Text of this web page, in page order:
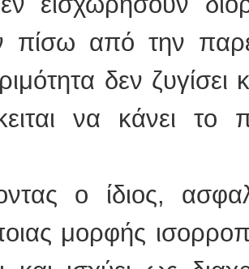
πίσω από την
δεν ζυγίσει
να κάνει
ο ίδιος,
μορφής